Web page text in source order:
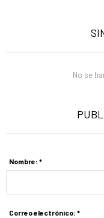
No se
Nombre: *
Correo electrónico: *